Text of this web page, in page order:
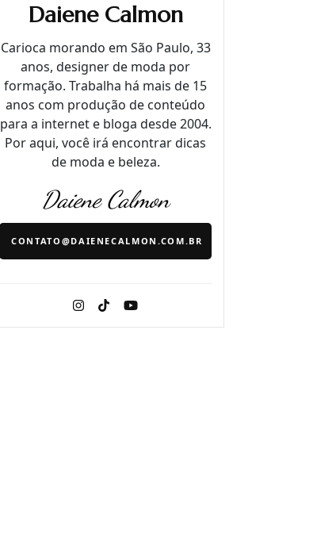
Daiene Calmon
Carioca morando em São Paulo, 33
anos, designer de moda por
formação. Trabalha há mais de 15
anos com produção de conteúdo
para a internet e bloga desde 2004.
Por aqui, você irá encontrar dicas
de moda e beleza.
Daiene Calmon
CONTATO@DAIENECALMON.COM.BR